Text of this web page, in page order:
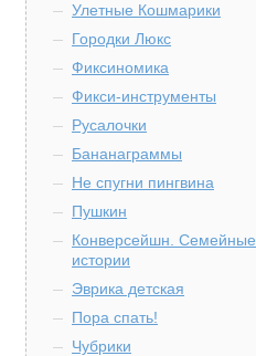
Улетные Кошмарики
Городки Люкс
Фиксиномика
Фикси-инструменты
Русалочки
Бананаграммы
Не спугни пингвина
Пушкин
Конверсейшн. Семейные
истории
Эврика детская
Пора спать!
Чубрики